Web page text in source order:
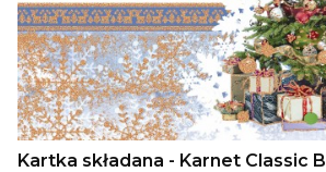
Kartka składana - Karnet Classic